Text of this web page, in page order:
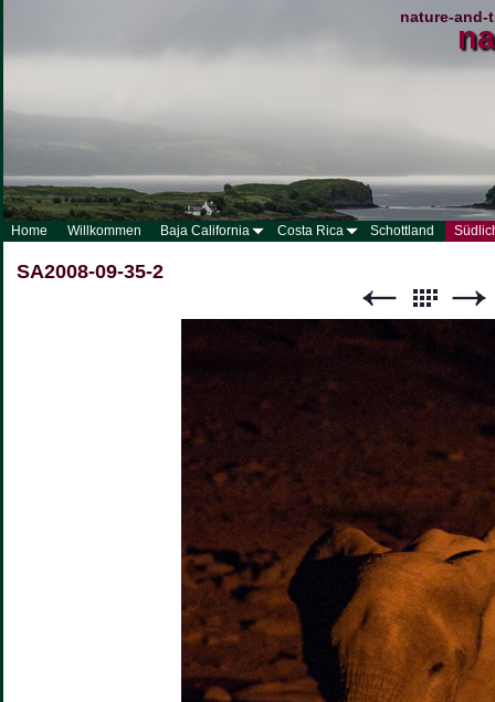
nature-and-
Home Willkommen Baja California Costa Rica Schottland
SA2008-09-35-2